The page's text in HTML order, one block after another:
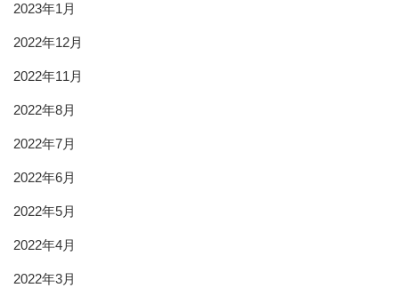
2023年1月
2022年12月
2022年11月
2022年8月
2022年7月
2022年6月
2022年5月
2022年4月
2022年3月